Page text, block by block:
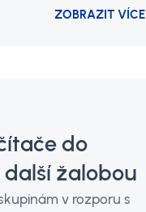
ZOBRAZIT VÍCE
do
žalobou
v rozporu s